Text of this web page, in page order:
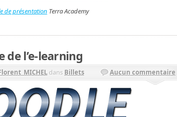
de présentation Terra Academy
de l’e-learning
dans Billets Aucun commentaire